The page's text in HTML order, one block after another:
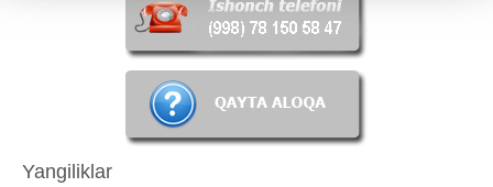
Yangiliklar